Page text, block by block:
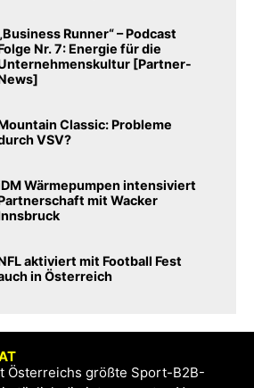
Runner“ – Podcast
Nr. 7: Energie für die
[Partner-
Classic: Probleme
VSV?
Wärmepumpen intensiviert
mit Wacker
aktiviert mit Football Fest
in Österreich
Österreichs größte Sport-B2B-